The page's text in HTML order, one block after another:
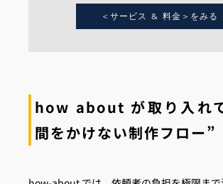
＜サービス & 料金＞をみる
how about が取り入れ
間をかけない制作フロー”